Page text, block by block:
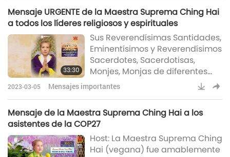
favor presten atención, porque
esto es muy, muy importante
para ustedes. Deben saber esto
antes de que sea muy tarde -
para ustedes. Esto es por lo que
el infierno les sentenciará:…
Quizás no lo hicie
Mensaje URGENTE de la Maestra Suprema Ching Hai
a todos los líderes religiosos y espirituales
33:30
Sus Reverendísimas Santidades,
Eminentísimos y Reverendísimos
Sacerdotes, Sacerdotisas,
Monjes, Monjas de diferentes
fes, les envío mis mejores
deseos y humildes plegarias por
de Dios. Aunque mi tiempo es
ajustado y precioso, pues aún
estoy en un intenso retiro de
meditación por un Mundo
2023-03-05 Mensajes importantes
Mensaje de la Maestra Suprema Ching Hai a los
asistentes de la COP27
Host: La Maestra Suprema Ching
Hai (vegana) fue amablemente